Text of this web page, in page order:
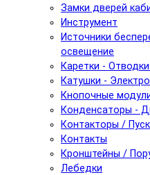
Замки дверей
Инструмент
Источники
освещение
Каретки -
Катушки -
Кнопочные
Конденсаторы -
Контакторы /
Контакты
Кронштейны /
Лебедки